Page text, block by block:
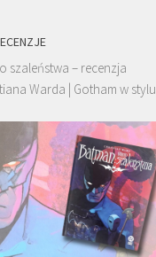
szaleństwa – recenzja
Warda | Gotham w stylu